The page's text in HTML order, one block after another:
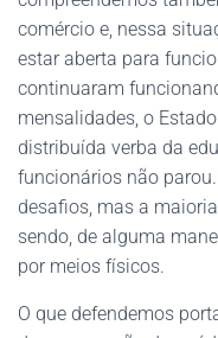
comércio e, nessa
estar aberta para
continuaram
mensalidades, o
distribuída verba da
funcionários não
desafios, mas a
sendo, de alguma
por meios físicos.
O que defendemos